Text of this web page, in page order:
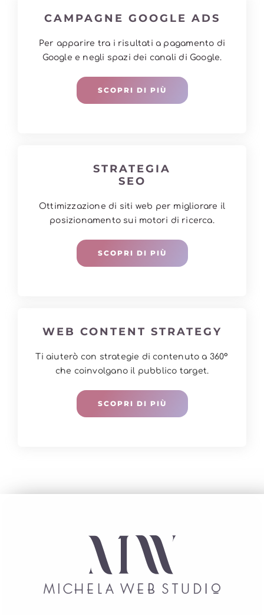
CAMPAGNE GOOGLE ADS
Per apparire tra i risultati a pagamento di
Google e negli spazi dei canali di Google.
SCOPRI DI PIÙ
STRATEGIA
SEO
Ottimizzazione di siti web per migliorare il
posizionamento sui motori di ricerca.
SCOPRI DI PIÙ
WEB CONTENT STRATEGY
Ti aiuterò con strategie di contenuto a 360°
che coinvolgano il pubblico target.
SCOPRI DI PIÙ